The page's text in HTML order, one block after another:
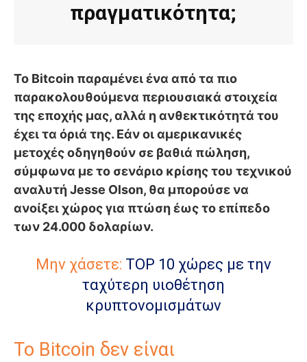
πραγματικότητα;
Το Bitcoin παραμένει ένα από τα πιο
παρακολουθούμενα περιουσιακά στοιχεία
της εποχής μας, αλλά η ανθεκτικότητά του
έχει τα όριά της. Εάν οι αμερικανικές
μετοχές οδηγηθούν σε βαθιά πώληση,
σύμφωνα με το σενάριο κρίσης του τεχνικού
αναλυτή Jesse Olson, θα μπορούσε να
ανοίξει χώρος για πτώση έως το επίπεδο
των 24.000 δολαρίων.
Μην χάσετε: TOP 10 χώρες με την
ταχύτερη υιοθέτηση
κρυπτονομισμάτων
Το Bitcoin δεν είναι